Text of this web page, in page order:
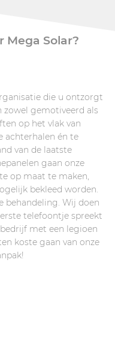
Mega Solar?
die u ontzorgt
zowel gemotiveerd als
op het vlak van
achterhalen én te
van de laatste
gaan onze
op maat te maken,
bekleed worden.
behandeling. Wij doen
telefoontje spreekt
met een legioen
koste gaan van onze